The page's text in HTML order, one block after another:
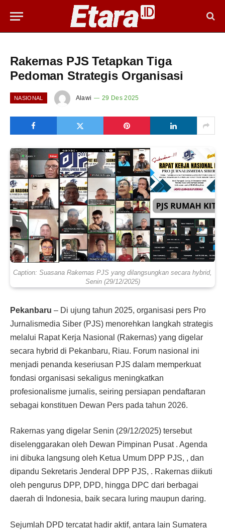
Rakernas PJS Tetapkan Tiga
Pedoman Strategis Organisasi
NASIONAL Alawi 29 Des 2025
Caption: Suasana Rakernas PJS yang dilangsungkan secara hybrid,
Senin (29/12/2025)
Pekanbaru – Di ujung tahun 2025, organisasi pers Pro
Jurnalismedia Siber (PJS) menorehkan langkah strategis
melalui Rapat Kerja Nasional (Rakernas) yang digelar
secara hybrid di Pekanbaru, Riau. Forum nasional ini
menjadi penanda keseriusan PJS dalam memperkuat
fondasi organisasi sekaligus meningkatkan
profesionalisme jurnalis, seiring persiapan pendaftaran
sebagai konstituen Dewan Pers pada tahun 2026.
Rakernas yang digelar Senin (29/12/2025) tersebut
diselenggarakan oleh Dewan Pimpinan Pusat . Agenda
ini dibuka langsung oleh Ketua Umum DPP PJS, , dan
dipandu Sekretaris Jenderal DPP PJS, . Rakernas diikuti
oleh pengurus DPP, DPD, hingga DPC dari berbagai
daerah di Indonesia, baik secara luring maupun daring.
Sejumlah DPD tercatat hadir aktif, antara lain Sumatera